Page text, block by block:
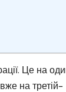
Це на
на третій–